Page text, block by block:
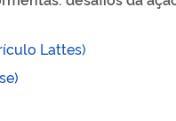
Lattes)